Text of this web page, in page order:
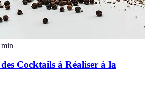
min
Cocktails à Réaliser à la